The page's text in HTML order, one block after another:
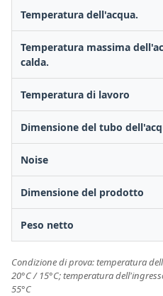
Temperatura dell'acqua.
Temperatura massima
calda.
Temperatura di lavoro
Dimensione del tubo
Noise
Dimensione del prodotto
Peso netto
Condizione di prova: temperatura
20°C / 15°C; temperatura
55°C